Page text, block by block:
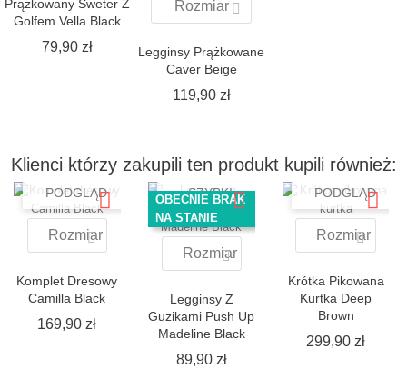
Prążkowany Sweter Z
Golfem Vella Black
79,90 złCena
Rozmiar
Legginsy Prążkowane
Caver Beige
119,90 złCena
Klienci którzy zakupili ten produkt kupili również:
SZYBKI
PODGLĄD
Rozmiar
Komplet Dresowy
Camilla Black
169,90 złCena
SZYBKI
PODGLĄD
OBECNIE BRAK
NA STANIE
Rozmiar
Legginsy Z
Guzikami Push Up
Madeline Black
89,90 złCena
SZYBKI
PODGLĄD
Rozmiar
Krótka Pikowana
Kurtka Deep
Brown
299,90 złCena